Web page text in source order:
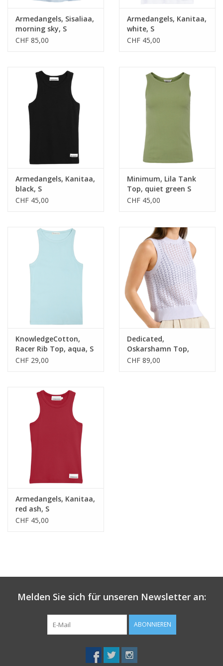
Armedangels, Sisaliaa,
morning sky, S
CHF 85,00
Armedangels, Kanitaa,
white, S
CHF 45,00
Armedangels, Kanitaa,
black, S
CHF 45,00
Minimum, Lila Tank
Top, quiet green S
CHF 45,00
KnowledgeCotton,
Racer Rib Top, aqua, S
CHF 29,00
Dedicated,
Oskarshamn Top,
thistle purple, S
CHF 89,00
Armedangels, Kanitaa,
red ash, S
CHF 45,00
Melden Sie sich für unseren Newsletter an:
ABONNIEREN